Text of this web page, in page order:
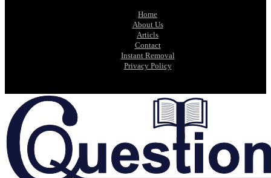
Home
About Us
Articls
Contact
Instant Removal
Privacy Policy